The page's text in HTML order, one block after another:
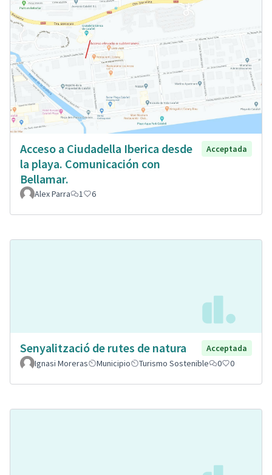
Acceso a Ciudadella Iberica desde
la playa. Comunicación con
Bellamar.
Acceptada
Alex Parra 1 6
Senyalització de rutes de natura
Acceptada
Ignasi Moreras
Municipio Turismo Sostenible 0 0